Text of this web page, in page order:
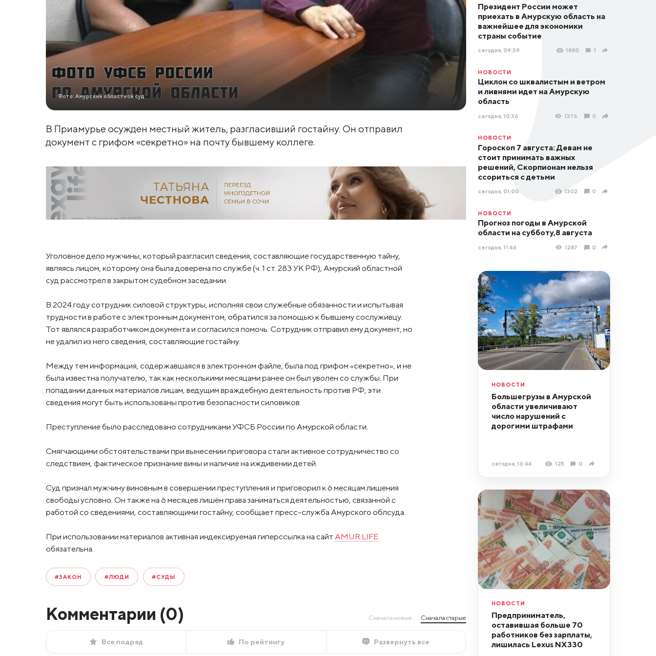
Фото: Амурский областной суд
В Приамурье осужден местный житель, разгласивший гостайну. Он отправил
документ с грифом «секретно» на почту бывшему коллеге.
Уголовное дело мужчины, который разгласил сведения, составляющие государственную тайну,
являясь лицом, которому она была доверена по службе (ч. 1 ст. 283 УК РФ), Амурский областной
суд рассмотрел в закрытом судебном заседании.
В 2024 году сотрудник силовой структуры, исполняя свои служебные обязанности и испытывая
трудности в работе с электронным документом, обратился за помощью к бывшему сослуживцу.
Тот являлся разработчиком документа и согласился помочь. Сотрудник отправил ему документ, но
не удалил из него сведения, составляющие гостайну.
Между тем информация, содержавшаяся в электронном файле, была под грифом «секретно», и не
была известна получателю, так как несколькими месяцами ранее он был уволен со службы. При
попадании данных материалов лицам, ведущим враждебную деятельность против РФ, эти
сведения могут быть использованы против безопасности силовиков.
Преступление было расследовано сотрудниками УФСБ России по Амурской области.
Смягчающими обстоятельствами при вынесении приговора стали активное сотрудничество со
следствием, фактическое признание вины и наличие на иждивении детей.
Суд признал мужчину виновным в совершении преступления и приговорил к 6 месяцам лишения
свободы условно. Он также на 6 месяцев лишён права заниматься деятельностью, связанной с
работой со сведениями, составляющими гостайну, сообщает пресс-служба Амурского облсуда.
При использовании материалов активная индексируемая гиперссылка на сайт AMUR.LIFE
обязательна.
#ЗАКОН #ЛЮДИ #СУДЫ
Комментарии (0) Сначала новые Сначала старые
Все подряд По рейтингу Развернуть все
Президент России может
приехать в Амурскую область на
важнейшее для экономики
страны событие
сегодня, 09:39 1880 1
НОВОСТИ
Циклон со шквалистым и ветром
и ливнями идет на Амурскую
область
сегодня, 10:36 1376 0
НОВОСТИ
Гороскоп 7 августа: Девам не
стоит принимать важных
решений, Скорпионам нельзя
ссориться с детьми
сегодня, 01:00 1302 0
НОВОСТИ
Прогноз погоды в Амурской
области на субботу,8 августа
сегодня, 11:46 1287 0
НОВОСТИ
Большегрузы в Амурской
области увеличивают
число нарушений с
дорогими штрафами
сегодня, 16:44 125 0
НОВОСТИ
Предприниматель,
оставившая больше 70
работников без зарплаты,
лишилась Lexus NX330